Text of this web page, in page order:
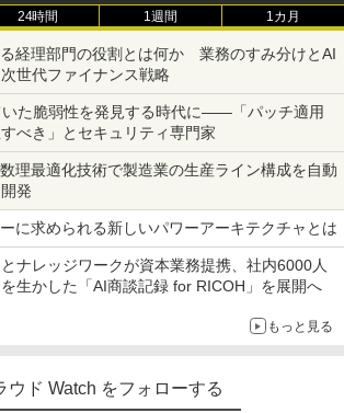
24時間 1週間 1カ月
経理部門の役割とは何か 業務のすみ分けとAI
世代ファイナンス戦略
た脆弱性を発見する時代に――「パッチ適用
べき」とセキュリティ専門家
理最適化技術で製造業の生産ライン構成を自動
発
に求められる新しいパワーアーキテクチャとは
ナレッジワークが資本業務提携、社内6000人
生かした「AI商談記録 for RICOH」を展開へ
もっと見る
ウド Watch をフォローする